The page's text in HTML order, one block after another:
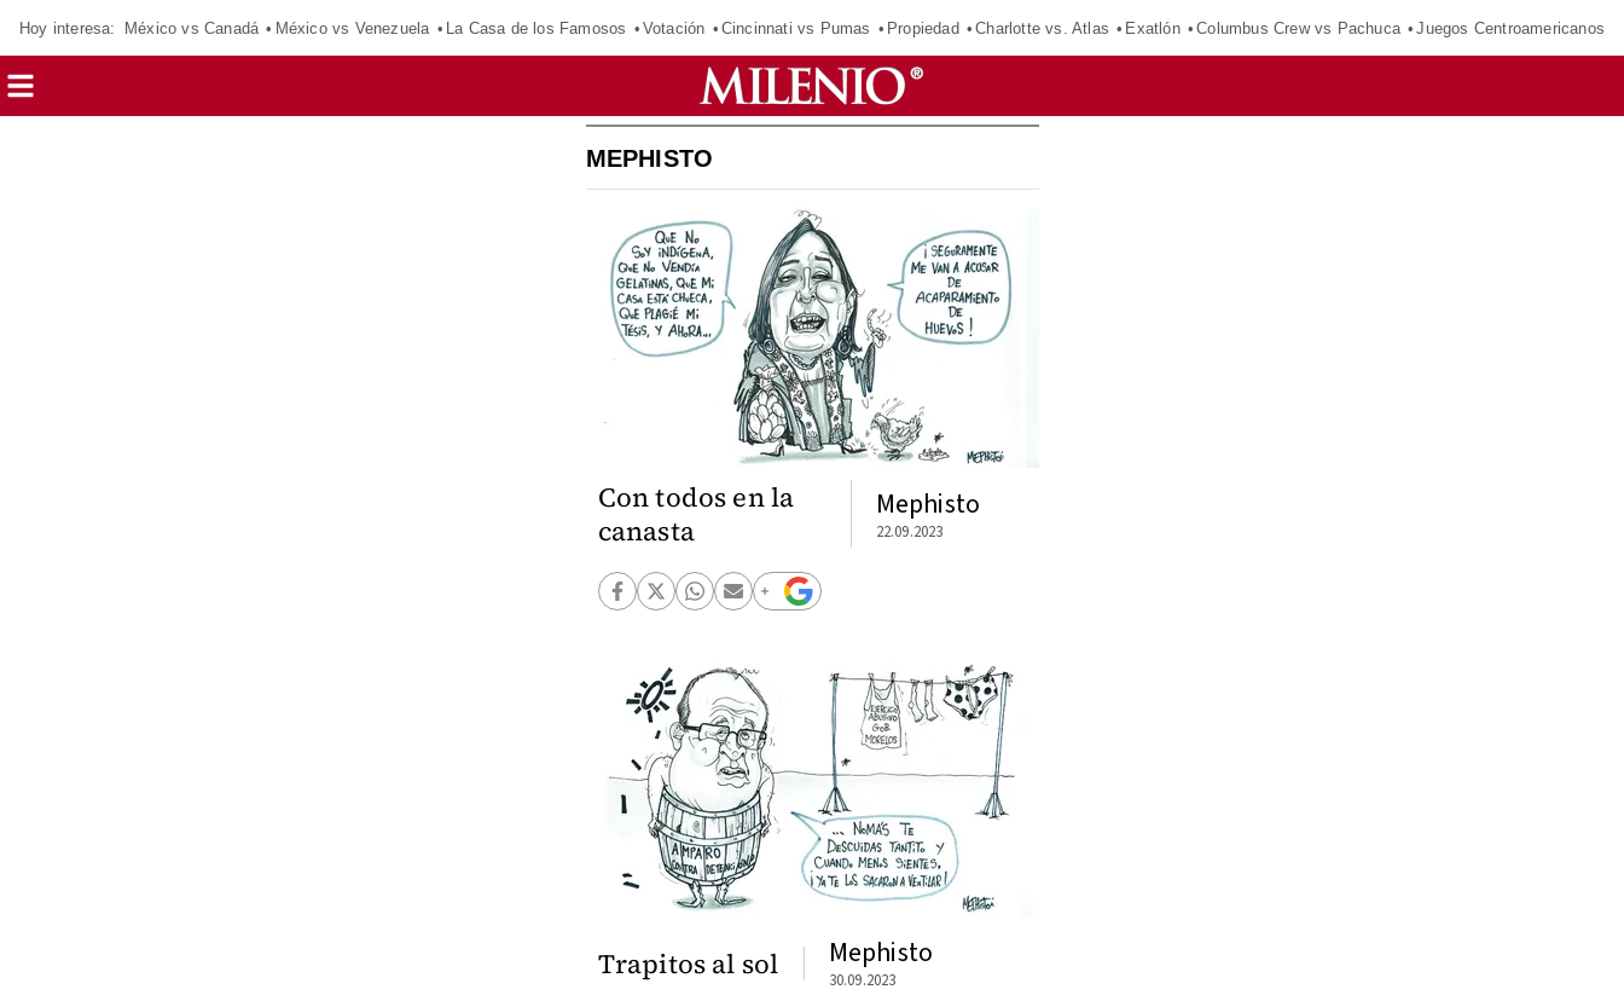
Hoy interesa: México vs Canadá México vs Venezuela La Casa de los Famosos Votación Cincinnati vs Pumas Propiedad Charlotte vs. Atlas Exatlón Columbus Crew vs Pachuca Juegos Centroamericanos
MEPHISTO
Con todos en la
canasta
Mephisto
22.09.2023
Trapitos al sol Mephisto
30.09.2023